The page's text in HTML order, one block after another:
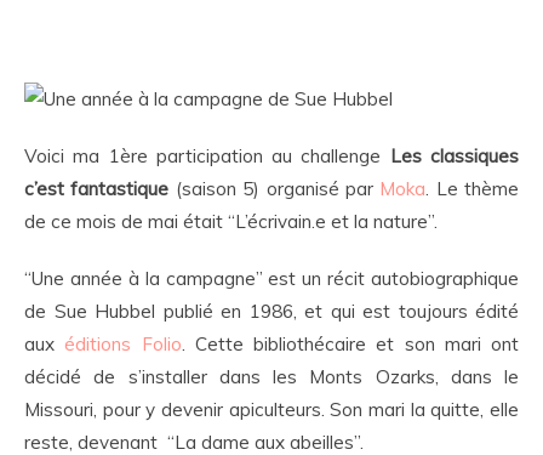
Voici ma 1ère participation au challenge Les classiques
c’est fantastique (saison 5) organisé par Moka . Le thème
de ce mois de mai était “L’écrivain.e et la nature”.
“Une année à la campagne” est un récit autobiographique
de Sue Hubbel publié en 1986, et qui est toujours édité
aux éditions Folio . Cette bibliothécaire et son mari ont
décidé de s’installer dans les Monts Ozarks, dans le
Missouri, pour y devenir apiculteurs. Son mari la quitte, elle
reste, devenant “La dame aux abeilles”.